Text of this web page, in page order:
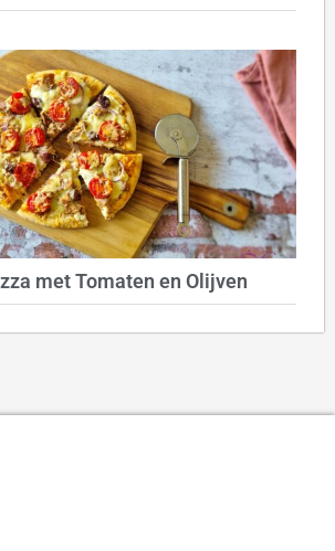
met Tomaten en Olijven